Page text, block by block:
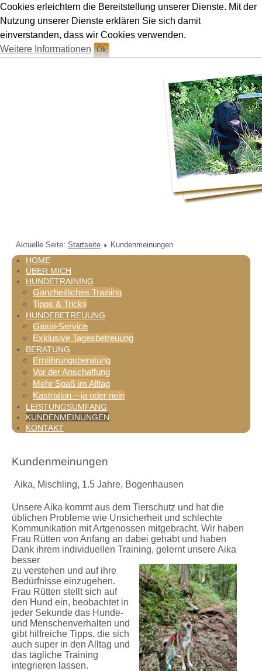
Cookies erleichtern die Bereitstellung unserer Dienste. Mit der
Nutzung unserer Dienste erklären Sie sich damit
einverstanden, dass wir Cookies verwenden.
Weitere Informationen
Ok
Hundetraining Ruetten in München
Aktuelle Seite: Startseite Kundenmeinungen
HOME
ÜBER MICH
HUNDETRAINING
Ganzheitliches Training
Tipps & Tricks
HUNDEBETREUUNG
Gassi-Service
Exklusive Tagesbetreuung
BERATUNG
Ernährungsberatung
Vor der Anschaffung
Mehr Spaß im Alltag
Kastration – ja oder nein
LEISTUNGSUMFANG
KUNDENMEINUNGEN
KONTAKT
Kundenmeinungen
Aika, Mischling, 1.5 Jahre, Bogenhausen
Unsere Aika kommt aus dem Tierschutz und hat die
üblichen Probleme wie Unsicherheit und schlechte
Kommunikation mit Artgenossen mitgebracht. Wir haben
Frau Rütten von Anfang an dabei gehabt und haben
Dank ihrem individuellen Training, gelernt unsere Aika
besser
zu verstehen und auf ihre
Bedürfnisse einzugehen.
Frau Rütten stellt sich auf
den Hund ein, beobachtet in
jeder Sekunde das Hunde-
und Menschenverhalten und
gibt hilfreiche Tipps, die sich
auch super in den Alltag und
das tägliche Training
integrieren lassen.